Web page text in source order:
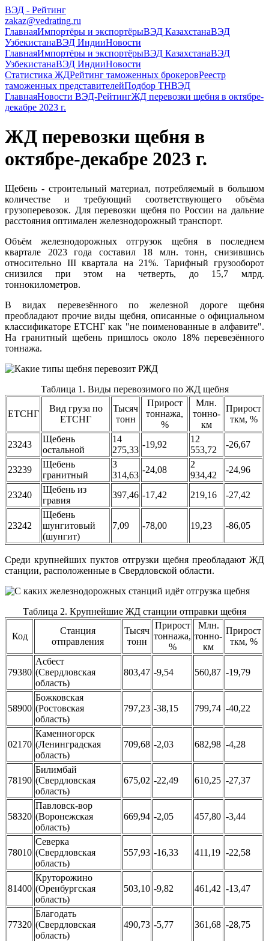
ВЭД - Рейтинг
zakaz@vedrating.ru
ГлавнаяИмпортёры и экспортёрыВЭД КазахстанаВЭД
УзбекистанаВЭД ИндииНовости
ГлавнаяИмпортёры и экспортёрыВЭД КазахстанаВЭД
УзбекистанаВЭД ИндииНовости
Статистика ЖДРейтинг таможенных брокеровРеестр
таможенных представителейПодбор ТНВЭД
ГлавнаяНовости ВЭД-РейтингЖД перевозки щебня в октябре-
декабре 2023 г.
ЖД перевозки щебня в
октябре-декабре 2023 г.
Щебень - строительный материал, потребляемый в большом
количестве и требующий соответствующего объёма
грузоперевозок. Для перевозки щебня по России на дальние
расстояния оптимален железнодорожный транспорт.
Объём железнодорожных отгрузок щебня в последнем
квартале 2023 года составил 18 млн. тонн, снизившись
относительно III квартала на 21%. Тарифный грузооборот
снизился при этом на четверть, до 15,7 млрд.
тоннокилометров.
В видах перевезённого по железной дороге щебня
преобладают прочие виды щебня, описанные о официальном
классификаторе ЕТСНГ как "не поименованные в алфавите".
На гранитный щебень пришлось около 18% перевезённого
тоннажа.
Таблица 1. Виды перевозимого по ЖД щебня
ЕТСНГ
Вид груза по
ЕТСНГ
Тысяч
тонн
Прирост
тоннажа,
%
Млн.
тонно-
км
Прирост
ткм, %
23243
Щебень
остальной
14
275,33
-19,92
12
553,72
-26,67
23239
Щебень
гранитный
3
314,63
-24,08
2
934,42
-24,96
23240
Щебень из
гравия
397,46 -17,42 219,16 -27,42
23242
Щебень
шунгитовый
(шунгит)
7,09 -78,00 19,23 -86,05
Среди крупнейших пуктов отгрузки щебня преобладают ЖД
станции, расположенные в Свердловской области.
Таблица 2. Крупнейшие ЖД станции отправки щебня
Код
Станция
отправления
Тысяч
тонн
Прирост
тоннажа,
%
Млн.
тонно-
км
Прирост
ткм, %
79380
Асбест
(Свердловская
область)
803,47 -9,54 560,87 -19,79
58900
Божковская
(Ростовская
область)
797,23 -38,15 799,74 -40,22
02170
Каменногорск
(Ленинградская
область)
709,68 -2,03 682,98 -4,28
78190
Билимбай
(Свердловская
область)
675,02 -22,49 610,25 -27,37
58320
Павловск-вор
(Воронежская
область)
669,94 -2,05 457,80 -3,44
78010
Северка
(Свердловская
область)
557,93 -16,33 411,19 -22,58
81400
Круторожино
(Оренбургская
область)
503,10 -9,82 461,42 -13,47
77320
Благодать
(Свердловская
область)
490,73 -5,77 361,68 -28,75